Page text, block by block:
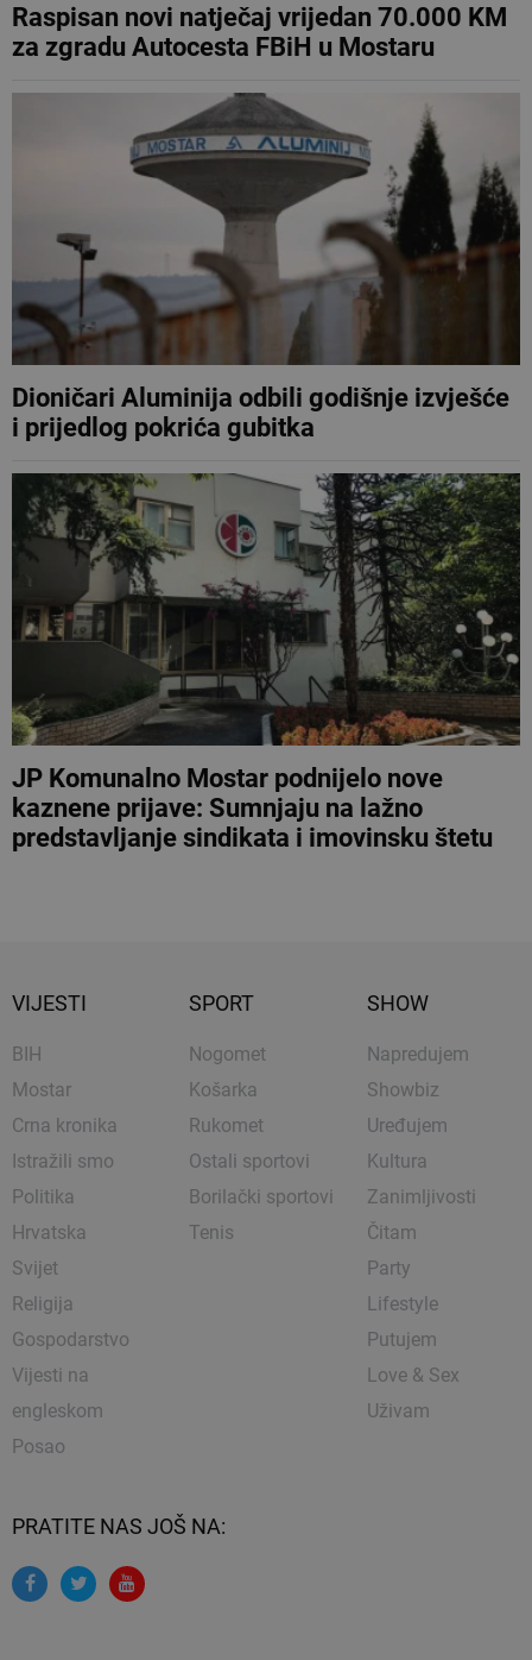
Raspisan novi natječaj vrijedan 70.000 KM
za zgradu Autocesta FBiH u Mostaru
Dioničari Aluminija odbili godišnje izvješće
i prijedlog pokrića gubitka
JP Komunalno Mostar podnijelo nove
kaznene prijave: Sumnjaju na lažno
predstavljanje sindikata i imovinsku štetu
VIJESTI
BIH
Mostar
Crna kronika
Istražili smo
Politika
Hrvatska
Svijet
Religija
Gospodarstvo
Vijesti na
engleskom
Posao
SPORT
Nogomet
Košarka
Rukomet
Ostali sportovi
Borilački sportovi
Tenis
SHOW
Napredujem
Showbiz
Uređujem
Kultura
Zanimljivosti
Čitam
Party
Lifestyle
Putujem
Love & Sex
Uživam
PRATITE NAS JOŠ NA: